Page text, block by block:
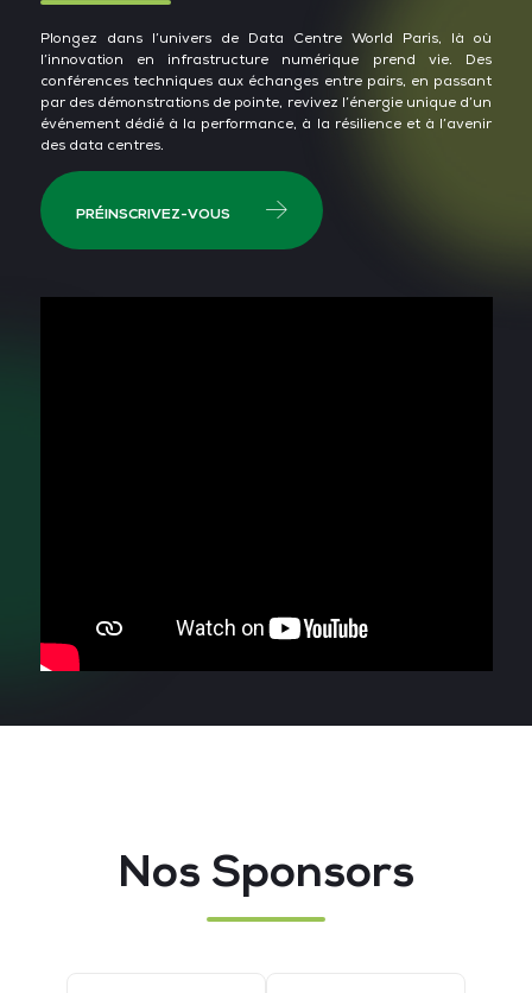
Plongez dans l’univers de Data Centre World Paris, là où
l’innovation en infrastructure numérique prend vie. Des
conférences techniques aux échanges entre pairs, en passant
par des démonstrations de pointe, revivez l’énergie unique d’un
événement dédié à la performance, à la résilience et à l’avenir
des data centres.
PRÉINSCRIVEZ-VOUS
Nos Sponsors